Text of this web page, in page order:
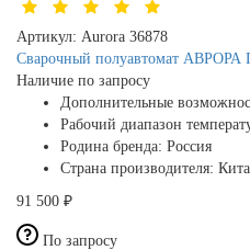
Артикул: Aurora 36878
Сварочный полуавтомат
Наличие по запросу
Дополнительные
Рабочий диапазон
Родина бренда: Россия
Страна производителя:
91 500 ₽
По запросу